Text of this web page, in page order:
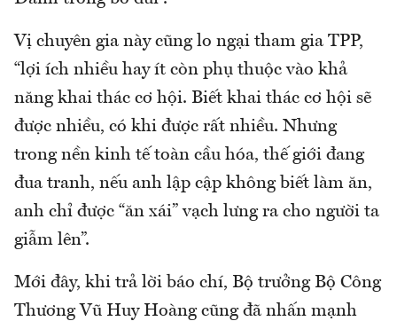
Vị chuyên gia này cũng lo ngại tham gia TPP,
“lợi ích nhiều hay ít còn phụ thuộc vào khả
năng khai thác cơ hội. Biết khai thác cơ hội sẽ
được nhiều, có khi được rất nhiều. Nhưng
trong nền kinh tế toàn cầu hóa, thế giới đang
đua tranh, nếu anh lập cập không biết làm ăn,
anh chỉ được “ăn xái” vạch lưng ra cho người ta
giẫm lên”.
Mới đây, khi trả lời báo chí, Bộ trưởng Bộ Công
Thương Vũ Huy Hoàng cũng đã nhấn mạnh